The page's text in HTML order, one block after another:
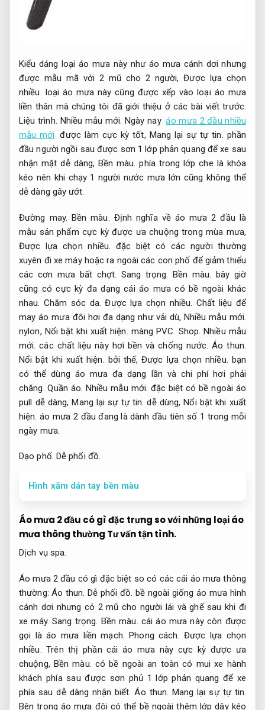
Kiểu dáng loại áo mưa này như áo mưa cánh dơi nhưng
được mẫu mã với 2 mũ cho 2 người,Được lựa chọn
nhiều. loại áo mưa này cũng được xếp vào loại áo mưa
liền thân mà chúng tôi đã giới thiệu ở các bài viết trước.
Liệu trình. Nhiều mẫu mới. Ngày nay áo mưa 2 đầu nhiều
mẫu mới được làm cực kỳ tốt, Mang lại sự tự tin. phần
đầu người ngồi sau được sơn 1 lớp phản quang để xe sau
nhận mặt dễ dàng, Bền màu. phía trong lớp che là khóa
kéo nên khi chạy 1 người nước mưa lớn cũng không thể
dễ dàng gây ướt.
Đường may. Bền màu. Định nghĩa về áo mưa 2 đầu là
mẫu sản phẩm cực kỳ được ưa chuộng trong mùa mưa,
Được lựa chọn nhiều. đặc biệt có các người thường
xuyên đi xe máy hoặc ra ngoài các con phố để giảm thiểu
các cơn mưa bất chợt. Sang trọng. Bền màu. bây giờ
cũng có cực kỳ đa dạng cái áo mưa có bề ngoài khác
nhau. Chăm sóc da. Được lựa chọn nhiều. Chất liệu để
may áo mưa đôi hơi đa dạng như vải dù, Nhiều mẫu mới.
nylon, Nổi bật khi xuất hiện. màng PVC. Shop. Nhiều mẫu
mới. các chất liệu này hơi bền và chống nước.Áo thun.
Nổi bật khi xuất hiện. bởi thế,Được lựa chọn nhiều. bạn
có thể dùng áo mưa đa dạng lần và chi phí hơi phải
chăng.Quần áo. Nhiều mẫu mới. đặc biệt có bề ngoài áo
pull dễ dàng,Mang lại sự tự tin. dễ dùng,Nổi bật khi xuất
hiện. áo mưa 2 đầu đang là dành đầu tiên số 1 trong mỗi
ngày mưa.
Dạo phố. Dễ phối đồ.
Hình xăm dán tay bền màu
Áo mưa 2 đầu có gì đặc trưng so với những loại áo
mưa thông thường Tư vấn tận tình.
Dịch vụ spa.
Áo mưa 2 đầu có gì đặc biệt so có các cái áo mưa thông
thường:Áo thun. Dễ phối đồ. bề ngoài giống áo mưa hình
cánh dơi nhưng có 2 mũ cho người lái và ghế sau khi đi
xe máy.Sang trọng. Bền màu. cái áo mưa này còn được
gọi là áo mưa liền mạch.Phong cách. Được lựa chọn
nhiều. Trên thị phần cái áo mưa này cực kỳ được ưa
chuộng, Bền màu. có bề ngoài an toàn có mui xe hành
khách phía sau được sơn phủ 1 lớp phản quang để xe
phía sau dễ dàng nhận biết.Áo thun. Mang lại sự tự tin.
Bên trong áo mưa đôi có thể bề ngoài thêm lớp dây kéo